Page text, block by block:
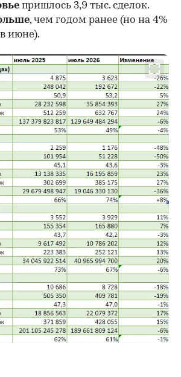
пришлось 3,9 тыс. сделок.
, чем годом ранее (но на 4%
июне).